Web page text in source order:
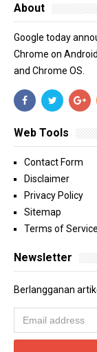
About
Google today
Chrome on
and Chrome OS.
Web Tools
Contact Form
Disclaimer
Privacy Policy
Sitemap
Terms of Service
Newsletter
Berlangganan